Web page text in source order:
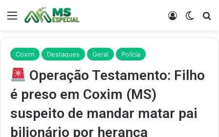
Menu Entrar
Coxim Destaques Geral Polícia
Operação Testamento: Filho
é preso em Coxim (MS)
suspeito de mandar matar pai
bilionário por herança